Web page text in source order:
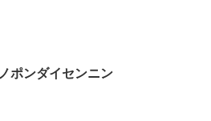
ノポンダイセンニン